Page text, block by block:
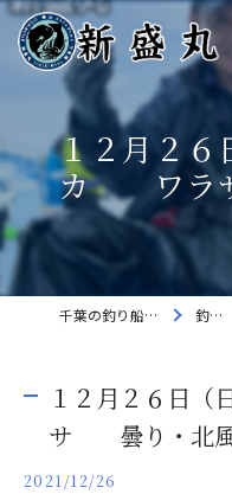
１２月２
カ ワラ
千葉の釣り船なら新盛丸 釣果速報
１２月２６日
サ 曇り・北
2021/12/26